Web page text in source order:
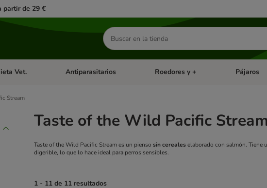
partir de 29 €
Buscar
productos
Perros
de categoria abierto: Gatos
Vet. Menú de categoria abierto: Dieta Vet.
Antiparasitarios Menú de categoria abierto:
Roedores y + Menú de
Pájaros
Stream
Taste of the Wild Pacific Stream
Taste of the Wild Pacific Stream es un pienso sin cerealeselaborado con salmón. Tiene
digerible, lo que lo hace ideal para perros sensibles.
1 - 11 de 11 resultados